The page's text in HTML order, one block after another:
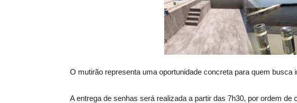
O mutirão representa uma oportunidade concreta para quem
A entrega de senhas será realizada a partir das 7h30, por ordem